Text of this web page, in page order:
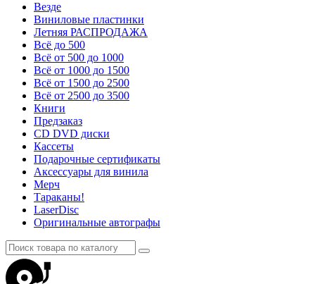
Везде
Виниловые пластинки
Летняя РАСПРОДАЖА
Всё до 500
Всё от 500 до 1000
Всё от 1000 до 1500
Всё от 1500 до 2500
Всё от 2500 до 3500
Книги
Предзаказ
CD DVD диски
Кассеты
Подарочные сертификаты
Аксессуары для винила
Мерч
Тараканы!
LaserDisc
Оригинальные автографы